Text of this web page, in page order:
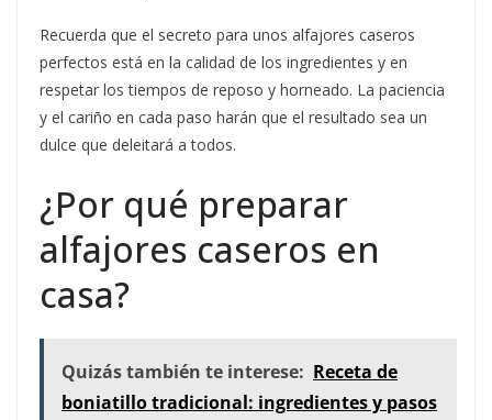
Recuerda que el secreto para unos alfajores caseros
perfectos está en la calidad de los ingredientes y en
respetar los tiempos de reposo y horneado. La paciencia
y el cariño en cada paso harán que el resultado sea un
dulce que deleitará a todos.
¿Por qué preparar
alfajores caseros en
casa?
Quizás también te interese: Receta de
boniatillo tradicional: ingredientes y pasos